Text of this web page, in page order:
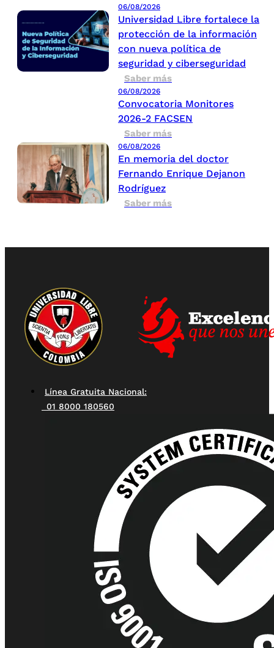
06/08/2026
Universidad Libre fortalece la
protección de la información
con nueva política de
seguridad y ciberseguridad
Saber más
06/08/2026
Convocatoria Monitores
2026-2 FACSEN
Saber más
06/08/2026
En memoria del doctor
Fernando Enrique Dejanon
Rodríguez
Saber más
Línea Gratuita Nacional:
01 8000 180560